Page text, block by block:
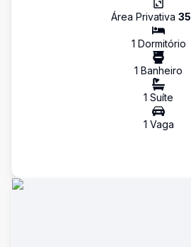
Área Privativa 35
1 Dormitório
1 Banheiro
1 Suíte
1 Vaga